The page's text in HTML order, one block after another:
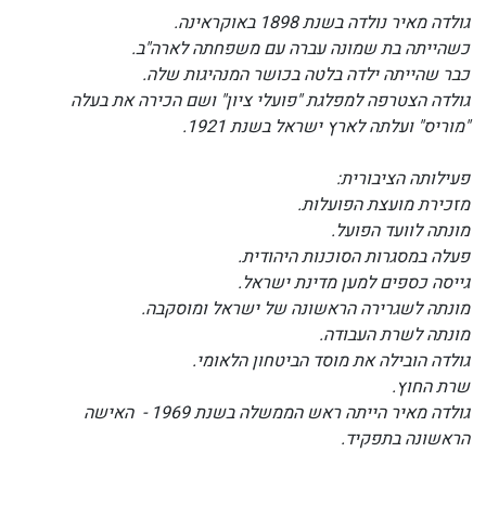
גולדה מאיר נולדה בשנת 1898 באוקראינה.
כשהייתה בת שמונה עברה עם משפחתה לארה"ב.
כבר שהייתה ילדה בלטה בכושר המנהיגות שלה.
גולדה הצטרפה למפלגת "פועלי ציון" ושם הכירה את בעלה
"מוריס" ועלתה לארץ ישראל בשנת 1921.
פעילותה הציבורית:
מזכירת מועצת הפועלות.
מונתה לוועד הפועל.
פעלה במסגרות הסוכנות היהודית.
גייסה כספים למען מדינת ישראל.
מונתה לשגרירה הראשונה של ישראל ומוסקבה.
מונתה לשרת העבודה.
גולדה הובילה את מוסד הביטחון הלאומי.
שרת החוץ.
גולדה מאיר הייתה ראש הממשלה בשנת 1969 - האישה
הראשונה בתפקיד.